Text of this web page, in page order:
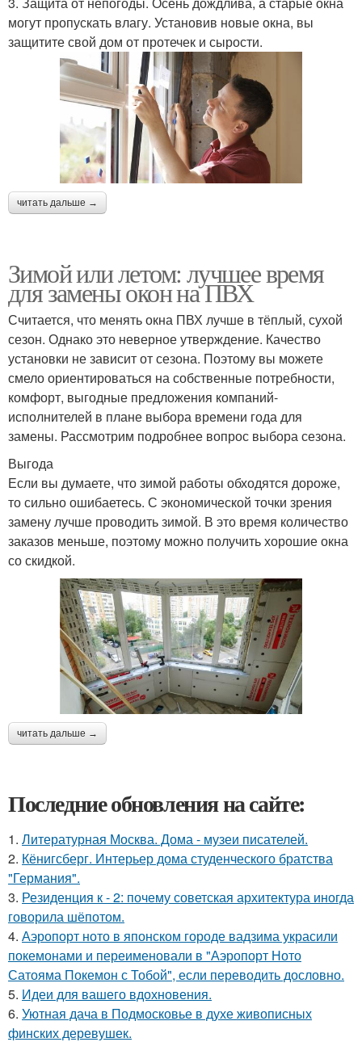
могут пропускать влагу. Установив новые окна, вы
защитите свой дом от протечек и сырости.
читать дальше →
Зимой или летом: лучшее время
для замены окон на ПВХ
Считается, что менять окна ПВХ лучше в тёплый, сухой
сезон. Однако это неверное утверждение. Качество
установки не зависит от сезона. Поэтому вы можете
смело ориентироваться на собственные потребности,
комфорт, выгодные предложения компаний-
исполнителей в плане выбора времени года для
замены. Рассмотрим подробнее вопрос выбора сезона.
Выгода
Если вы думаете, что зимой работы обходятся дороже,
то сильно ошибаетесь. С экономической точки зрения
замену лучше проводить зимой. В это время количество
заказов меньше, поэтому можно получить хорошие окна
со скидкой.
читать дальше →
Последние обновления на сайте:
1. Литературная Москва. Дома - музеи писателей.
2. Кёнигсберг. Интерьер дома студенческого братства
"Германия".
3. Резиденция к - 2: почему советская архитектура иногда
говорила шёпотом.
4. Аэропорт ното в японском городе вадзима украсили
покемонами и переименовали в "Аэропорт Ното
Сатояма Покемон с Тобой", если переводить дословно.
5. Идеи для вашего вдохновения.
6. Уютная дача в Подмосковье в духе живописных
финских деревушек.